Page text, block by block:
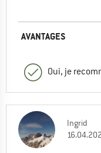
AVANTAGES
Oui, je
Ingrid